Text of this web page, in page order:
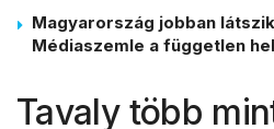
Magyarország jobban
Médiaszemle a független
Tavaly több